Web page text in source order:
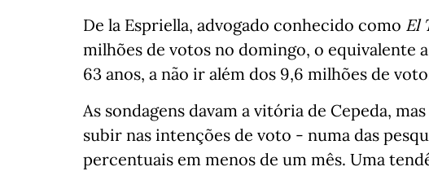
De la Espriella, advogado conhecido como El
milhões de votos no domingo, o equivalente
63 anos, a não ir além dos 9,6 milhões de
As sondagens davam a vitória de Cepeda,
subir nas intenções de voto - numa das
percentuais em menos de um mês. Uma